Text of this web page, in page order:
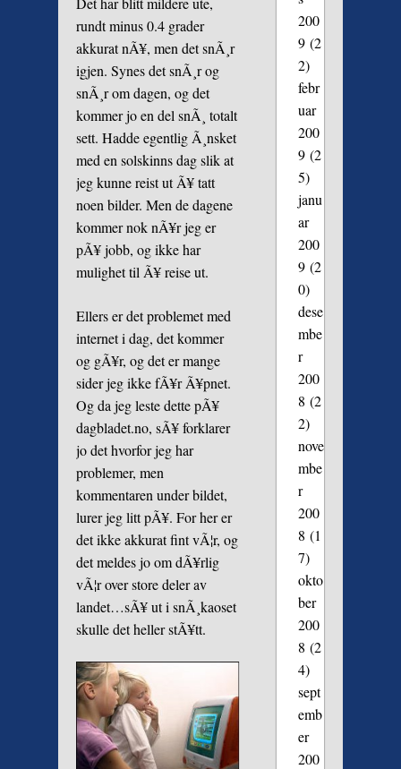
rundt minus 0.4 grader
akkurat nÃ¥, men det snÃ¸r
igjen. Synes det snÃ¸r og
snÃ¸r om dagen, og det
kommer jo en del snÃ¸ totalt
sett. Hadde egentlig Ã¸nsket
med en solskinns dag slik at
jeg kunne reist ut Ã¥ tatt
noen bilder. Men de dagene
kommer nok nÃ¥r jeg er
pÃ¥ jobb, og ikke har
mulighet til Ã¥ reise ut.
Ellers er det problemet med
internet i dag, det kommer
og gÃ¥r, og det er mange
sider jeg ikke fÃ¥r Ã¥pnet.
Og da jeg leste dette pÃ¥
dagbladet.no, sÃ¥ forklarer
jo det hvorfor jeg har
problemer, men
kommentaren under bildet,
lurer jeg litt pÃ¥. For her er
det ikke akkurat fint vÃ¦r, og
det meldes jo om dÃ¥rlig
vÃ¦r over store deler av
landet…sÃ¥ ut i snÃ¸kaoset
skulle det heller stÃ¥tt.
200
9(2
2)
febr
uar
200
9(2
5)
janu
ar
200
9(2
0)
dese
mbe
r
200
8 (2
2)
nove
mbe
r
200
8 (1
7)
okto
ber
200
8 (2
4)
sept
emb
er
200